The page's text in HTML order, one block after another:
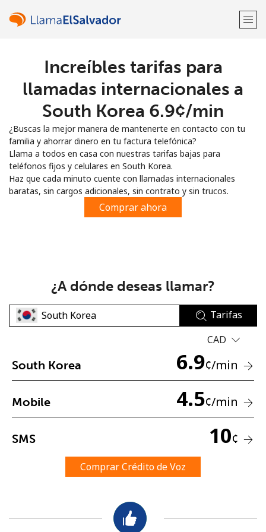
¡Bienvenido!
Regístrate con
o
No se ha creado una contraseña
Mínimo 8 caracteres
Un número
Un caracter especial
Mantente en contacto para recibir nuestras mejores
ofertas.
Increíbles tarifas para
llamadas internacionales a
South Korea ⁦6.9¢⁩/min
¿Buscas la mejor manera de mantenerte en contacto con tu
familia y ahorrar dinero en tu factura telefónica?
Llama a todos en casa con nuestras tarifas bajas para
teléfonos fijos y celulares en South Korea.
Haz que cada minuto cuente con llamadas internacionales
baratas, sin cargos adicionales, sin contrato y sin trucos.
Comprar ahora
¿A dónde deseas llamar?
Tarifas
CAD
South Korea 6.9¢/min
Mobile 4.5¢/min
SMS 10¢
Comprar Crédito de Voz